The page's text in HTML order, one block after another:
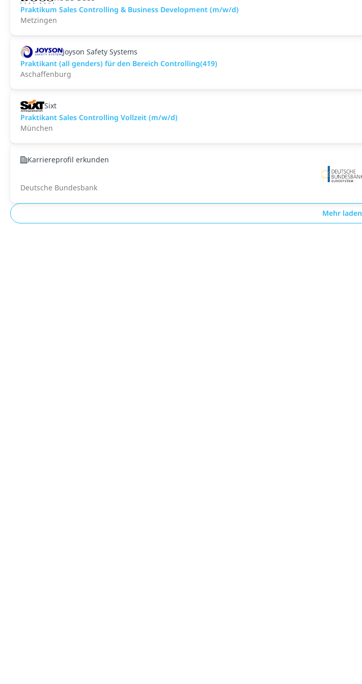
Praktikum Sales Controlling & Business Development (m/w/d)
Metzingen
Joyson Safety Systems
Praktikant (all genders) für den Bereich Controlling(419)
Aschaffenburg
Sixt
Praktikant Sales Controlling Vollzeit (m/w/d)
München
Karriereprofil erkunden
Deutsche Bundesbank
Mehr laden